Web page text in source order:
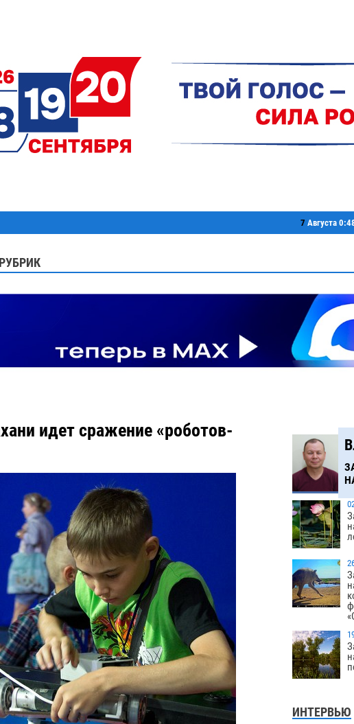
7 Августа
идет сражение «роботов-
ИНТЕРВЬЮ